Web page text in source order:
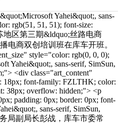
Yahei&quot;, sans-
rgb(51, 51, 51); font-size:
地区第三期&ldquo;丝路电商
电商双创培训班在库车开班。
style="color: rgb(0, 0, 0);
Yahei&quot;, sans-serif, SimSun,
<div class="art_content"
18px; font-family: FZLTHK; color:
38px; overflow: hidden;"> <p
padding: 0px; border: 0px; font-
sans-serif, SimSun,
局副局长彭战，库车市委常